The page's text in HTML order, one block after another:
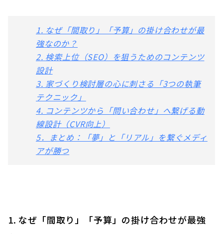
1. なぜ「間取り」「予算」の掛け合わせが最
強なのか？
2. 検索上位（SEO）を狙うためのコンテンツ
設計
3. 家づくり検討層の心に刺さる「3つの執筆
テクニック」
4. コンテンツから「問い合わせ」へ繋げる動
線設計（CVR向上）
5．まとめ：「夢」と「リアル」を繋ぐメディ
アが勝つ
1. なぜ「間取り」「予算」の掛け合わせが最強